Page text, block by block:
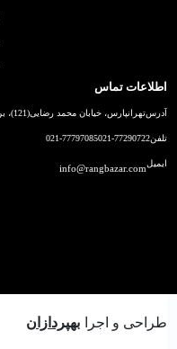
اطلاعات تماس
آدرستهرانپارس، خیابان محمد رضایی(121)، بن بست 148 شرقی
تلفن021-77290722
021-77797085
ایمیلinfo@rangbazar.com
طراحی و اجرا بهپردازان